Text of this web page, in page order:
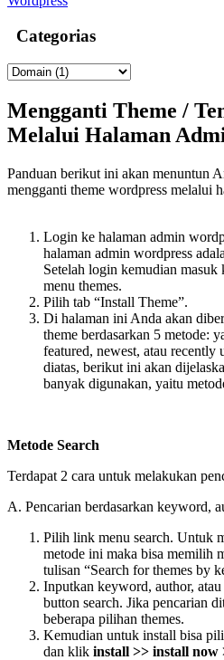
Categorias
Mengganti Theme /
Melalui Halaman
Panduan berikut ini akan menuntun
mengganti theme wordpress melalui
Login ke halaman admin
halaman admin wordpress
Setelah login kemudian masuk
menu themes.
Pilih tab “Install Theme”.
Di halaman ini Anda akan
theme berdasarkan 5 metode:
featured, newest, atau
diatas, berikut ini akan
banyak digunakan, yaitu
Metode Search
Terdapat 2 cara untuk melakukan
A. Pencarian berdasarkan keyword,
Pilih link menu search. Untuk
metode ini maka bisa memilih
tulisan “Search for themes by
Inputkan keyword, author,
button search. Jika pencarian
beberapa pilihan themes.
Kemudian untuk install bisa
dan klik install >> install now